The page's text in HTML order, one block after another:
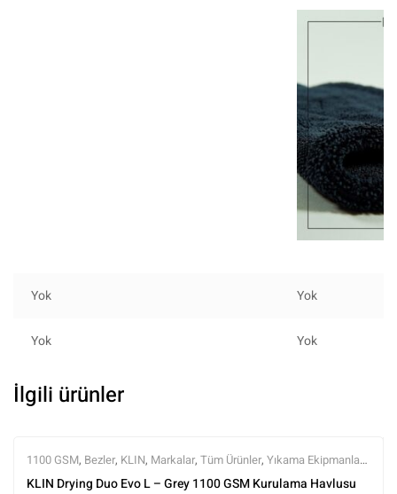
Yok Yok
Yok Yok
İlgili ürünler
1100 GSM, Bezler, KLIN, Markalar, Tüm Ürünler, Yıkama Ekipmanları,
Yıkama Ürünleri
KLIN Drying Duo Evo L – Grey 1100 GSM Kurulama Havlusu